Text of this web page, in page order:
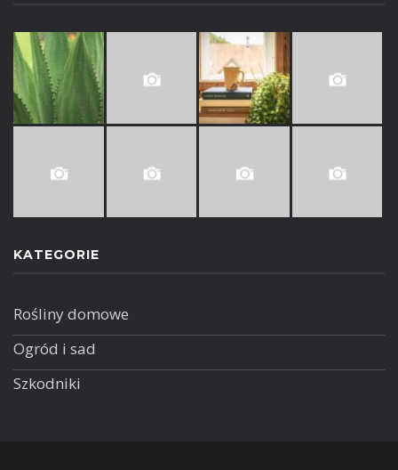
KATEGORIE
Rośliny domowe
Ogród i sad
Szkodniki